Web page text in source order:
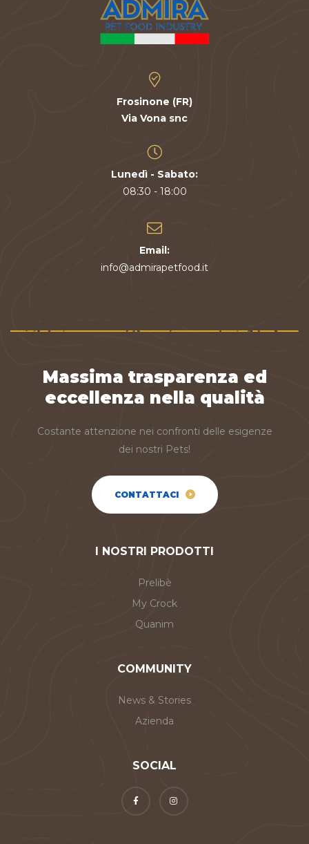
Frosinone (FR)
Via Vona snc
Lunedì - Sabato:
08:30 - 18:00
Email:
info@admirapetfood.it
Massima trasparenza ed
eccellenza nella qualità
Costante attenzione nei confronti delle esigenze
dei nostri Pets!
CONTATTACI
I NOSTRI PRODOTTI
Prelibè
My Crock
Quanim
COMMUNITY
News & Stories
Azienda
SOCIAL